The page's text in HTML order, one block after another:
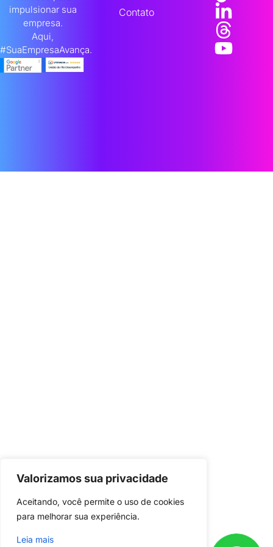
Valorizamos sua privacidade
Aceitando, você permite o uso de cookies
para melhorar sua experiência.
Leia mais
impulsionar sua
empresa.
Aqui,
#SuaEmpresaAvança.
Contato
cliente?
Baixe o aplicativo em seu celular e